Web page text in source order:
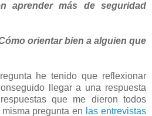
aprender más de seguridad
orientar bien a alguien que
he tenido que reflexionar
llegar a una respuesta
que me dieron todos
pregunta en las entrevistas